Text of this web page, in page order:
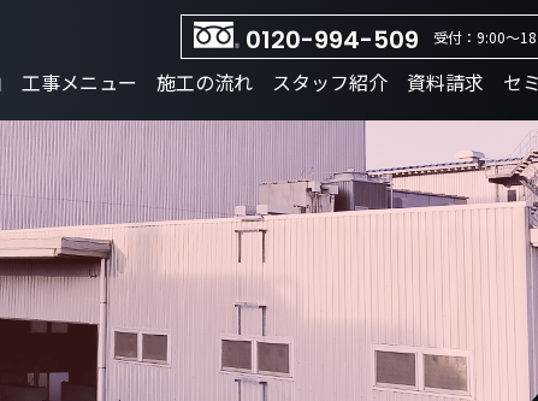
0120-994-509 受付：9:00～
工事メニュー 施工の流れ スタッフ紹介 資料請求 セ